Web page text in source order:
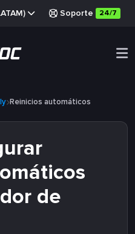
Soporte 24/7
Reinicios automáticos
de